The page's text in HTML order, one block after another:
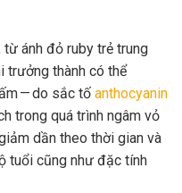
từ ánh đỏ ruby trẻ trung
trưởng thành có thể
— do sắc tố anthocyanin
trong quá trình ngâm vỏ
dần theo thời gian và
tuổi cũng như đặc tính